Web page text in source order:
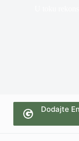
Dodajte